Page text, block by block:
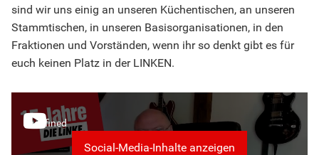
sind wir uns einig an unseren Küchentischen, an unseren
Stammtischen, in unseren Basisorganisationen, in den
Fraktionen und Vorständen, wenn ihr so denkt gibt es für
euch keinen Platz in der LINKEN.
undefined
Social-Media-Inhalte anzeigen